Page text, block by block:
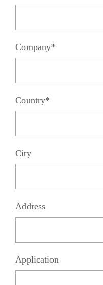
Company*
Country*
City
Address
Application